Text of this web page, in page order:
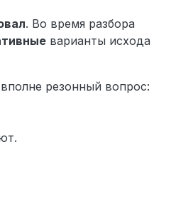
. Во время разбора
варианты исхода
резонный вопрос: